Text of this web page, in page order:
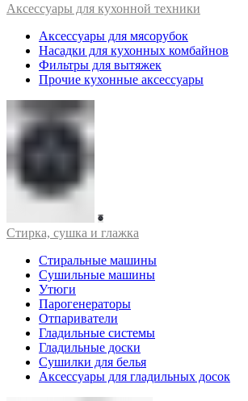
Аксессуары для кухонной техники
Аксессуары для мясорубок
Насадки для кухонных комбайнов
Фильтры для вытяжек
Прочие кухонные аксессуары
Стирка, сушка и глажка
Стиральные машины
Сушильные машины
Утюги
Парогенераторы
Отпариватели
Гладильные системы
Гладильные доски
Сушилки для белья
Аксессуары для гладильных досок